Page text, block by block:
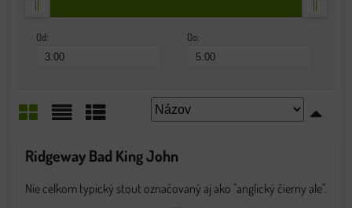
Od: Do:
Ridgeway Bad King John
Nie celkom typický stout označovaný aj ako "anglický čierny ale".